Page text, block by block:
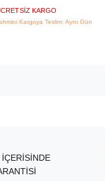
KARGO
Kargoya Teslim: Aynı Gün